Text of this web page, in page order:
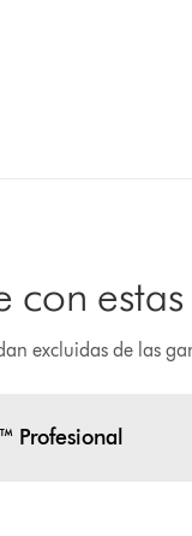
con
excluidas de las
Profesional